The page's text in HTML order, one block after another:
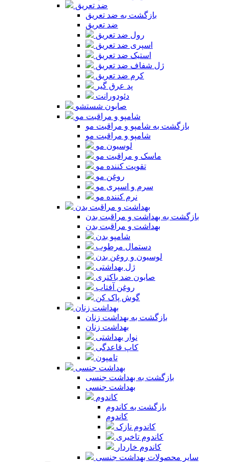
ضد تعریق
بازگشت به ضد تعریق
ضد تعریق
رول ضد تعریق
اسپری ضد تعریق
استیک ضد تعریق
ژل شفاف ضد تعریق
کرم ضد تعریق
پد عرق گیر
دئودورانت
صابون شستشو
شامپو و مراقبت مو
بازگشت به شامپو و مراقبت مو
شامپو و مراقبت مو
لوسیون مو
ماسک و مراقبت مو
تقویت کننده مو
روغن مو
سرم و اسپری مو
نرم کننده مو
بهداشت و مراقبت بدن
بازگشت به بهداشت و مراقبت بدن
بهداشت و مراقبت بدن
شامپو بدن
دستمال مرطوب
لوسیون و روغن بدن
ژل بهداشتی
صابون ضد باکتری
روغن آفتاب
گوش پاک کن
بهداشت زنان
بازگشت به بهداشت زنان
بهداشت زنان
نوار بهداشتی
کاپ قاعدگی
تامپون
بهداشت جنسی
بازگشت به بهداشت جنسی
بهداشت جنسی
کاندوم
بازگشت به کاندوم
کاندوم
کاندوم نازک
کاندوم تاخیری
کاندوم خاردار
سایر محصولات بهداشت جنسی